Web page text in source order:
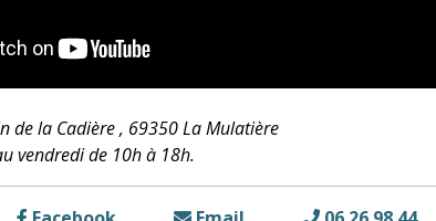
de la Cadière , 69350 La Mulatière
vendredi de 10h à 18h.